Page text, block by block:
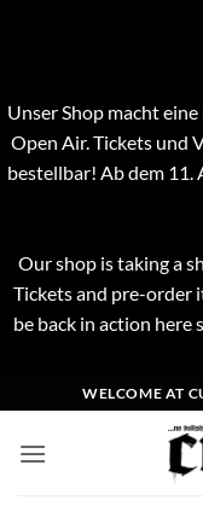
Unser Shop macht
Open Air. Tickets und
bestellbar! Ab dem 11.
Our shop is taking a
Tickets and pre-order
be back in action here
Inhalt
springen
WELCOME AT